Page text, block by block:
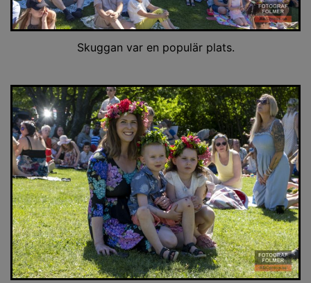
Skuggan var en populär plats.